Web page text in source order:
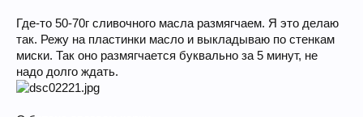
Где-то 50-70г сливочного масла размягчаем. Я это делаю
так. Режу на пластинки масло и выкладываю по стенкам
миски. Так оно размягчается буквально за 5 минут, не
надо долго ждать.